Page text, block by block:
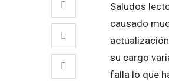
Saludos
causado
su cargo
falla lo que